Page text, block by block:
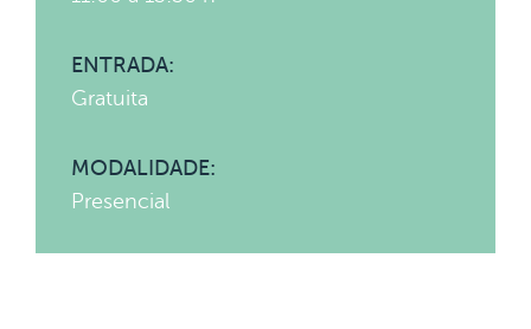
ENTRADA:
Gratuita
MODALIDADE:
Presencial